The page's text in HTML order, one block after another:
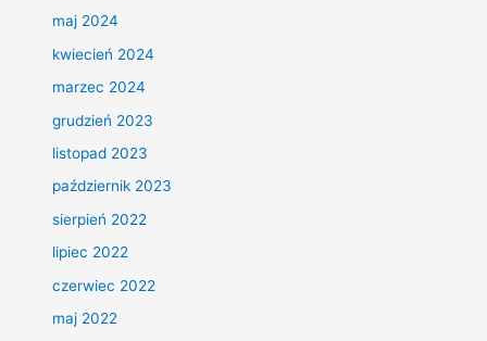
maj 2024
kwiecień 2024
marzec 2024
grudzień 2023
listopad 2023
październik 2023
sierpień 2022
lipiec 2022
czerwiec 2022
maj 2022